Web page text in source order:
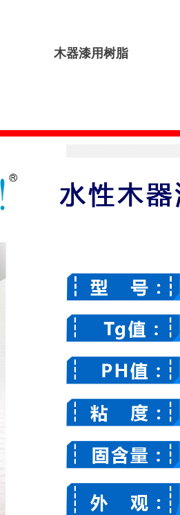
木器漆用树脂